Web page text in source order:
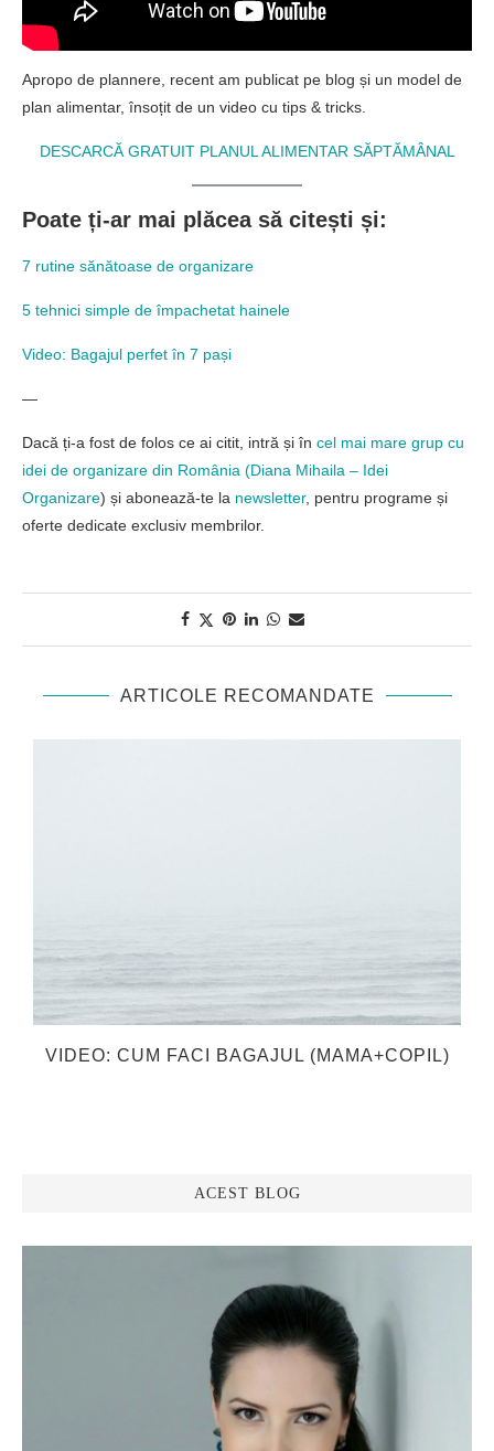
Apropo de plannere, recent am publicat pe blog și un model de
plan alimentar, însoțit de un video cu tips & tricks.
DESCARCĂ GRATUIT PLANUL ALIMENTAR SĂPTĂMÂNAL
Poate ți-ar mai plăcea să citești și:
7 rutine sănătoase de organizare
5 tehnici simple de împachetat hainele
Video: Bagajul perfet în 7 pași
—
Dacă ți-a fost de folos ce ai citit, intră și în cel mai mare grup cu
idei de organizare din România (Diana Mihaila – Idei
Organizare) și abonează-te la newsletter, pentru programe și
oferte dedicate exclusiv membrilor.
ARTICOLE RECOMANDATE
VIDEO: CUM FACI BAGAJUL (MAMA+COPIL)
ACEST BLOG